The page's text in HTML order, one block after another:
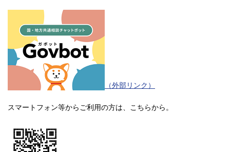
（外部リンク）
スマートフォン等からご利用の方は、こちらから。